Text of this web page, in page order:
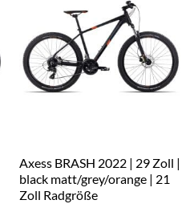
Axess BRASH 2022 | 29 Zoll |
black matt/grey/orange | 21
Zoll Radgröße